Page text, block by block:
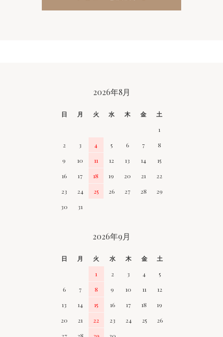
2026年8月
日 月 火 水 木 金
土
1
2
3 4 5 6 7
8
9
10 11 12 13 14
15
16
17 18 19 20 21
22
23
24 25 26 27 28
29
30
31
2026年9月
日 月 火 水 木 金
土
1
2 3 4
5
6
7 8 9 10 11
12
13
14 15 16 17 18
19
20
21 22 23 24 25
26
27
28 29 30